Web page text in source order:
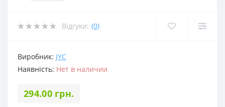
Відгуки: (0)
Виробник: JYC
Наявність: Нет в наличии
294.00 грн.